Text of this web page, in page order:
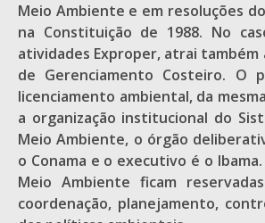
Meio Ambiente e em resoluções
na Constituição de 1988. No
atividades Exproper, atrai também
de Gerenciamento Costeiro. O
licenciamento ambiental, da
a organização institucional do
Meio Ambiente, o órgão
o Conama e o executivo é o
Meio Ambiente ficam
coordenação, planejamento,